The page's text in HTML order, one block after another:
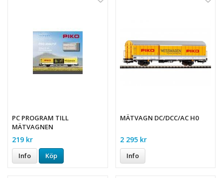
PC PROGRAM TILL
MÄTVAGNEN
219 kr
Info Köp
MÄTVAGN DC/DCC/AC H0
2 295 kr
Info